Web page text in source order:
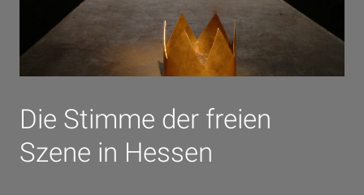
Die Stimme der freien
Szene in Hessen